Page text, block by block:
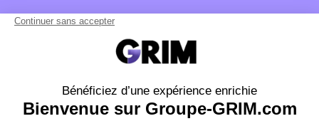
RECEVOIR LA
NEWSLETTER